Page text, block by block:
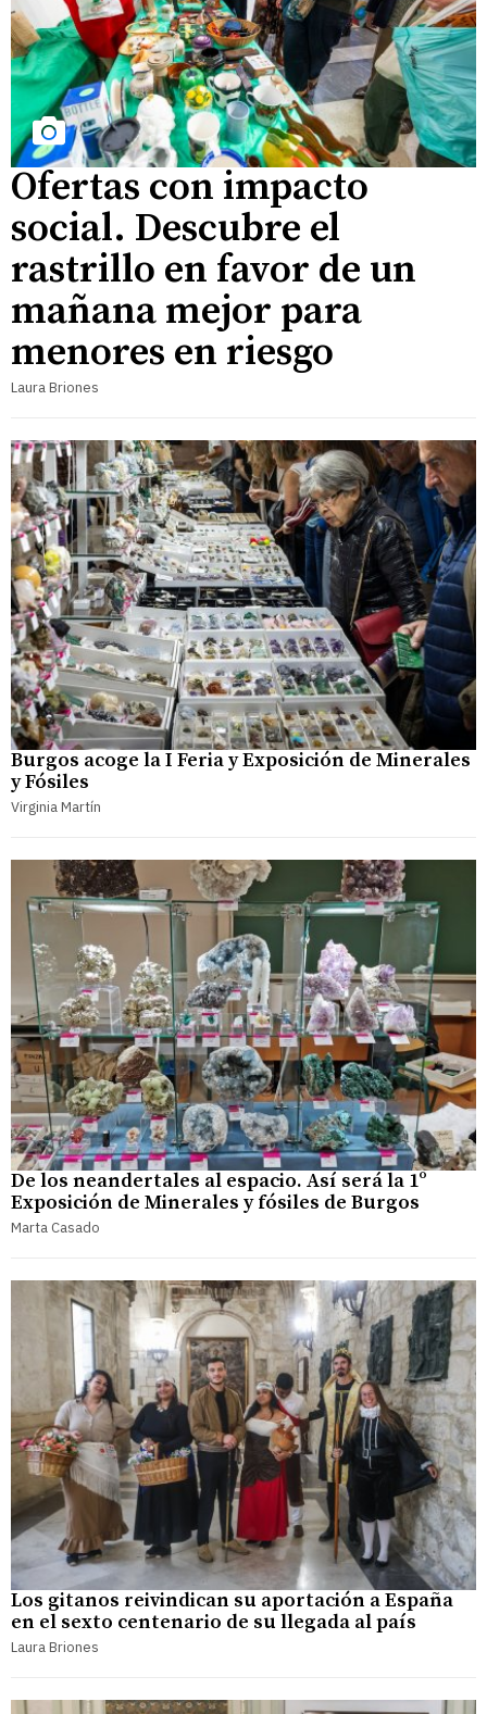
Ofertas con impacto
social. Descubre el
rastrillo en favor de un
mañana mejor para
menores en riesgo
Laura Briones
Burgos acoge la I Feria y Exposición de Minerales
y Fósiles
Virginia Martín
De los neandertales al espacio. Así será la 1º
Exposición de Minerales y fósiles de Burgos
Marta Casado
Los gitanos reivindican su aportación a España
en el sexto centenario de su llegada al país
Laura Briones